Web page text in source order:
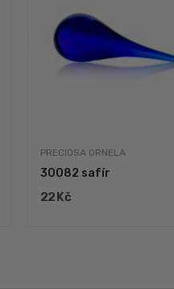
PRECIOSA ORNELA
30082 safír
22 Kč